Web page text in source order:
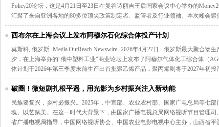
Policy20论坛，这是4月21日至23日在曼谷诗丽吉王后国家会议中心举办的
汇聚了来自亚洲各地的80多位顶尖政策制定者、监管者及行业领袖。本次峰会聚
西布尔在上海会议上发布阿穆尔石化综合体投产计划
莫斯科, 俄罗斯 -Media OutReach Newswire- 2026年4月27日 - 俄罗斯最大聚合物
夕，在上海举办的"俄中塑料工业"商业论坛上发布了阿穆尔气体化工综合体（
体计划于2026年第三季度末前生产出首批聚乙烯产品，聚丙烯则将于2027年初投
破圈！微短剧扎根平遥，用光影为乡村振兴注入新动能
民族要复兴，乡村必振兴。2025年，中宣部、农业农村部、国家广电总局等七
魂、以艺赋美。在这一时代大背景下，由国家广播电视总局网络视听节目管理
省广播电视局指导，中国网络视听协会、中国农业电影电视中心主办，山西省平